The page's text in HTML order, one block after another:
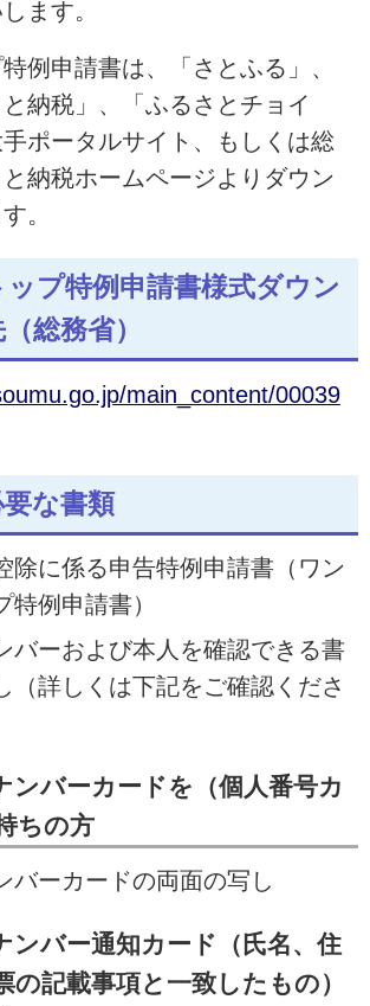
ます。
例申請書は、「さとふる」、
と納税」、「ふるさとチョイ
ポータルサイト、もしくは総
納税ホームページよりダウン
。
ップ特例申請書様式ダウン
総務省）
main_content/00039
な書類
除に係る申告特例申請書（ワン
特例申請書）
バーおよび本人を確認できる書
（詳しくは下記をご確認くださ
ンバーカードを（個人番号カ
ちの方
バーカードの両面の写し
ンバー通知カード（氏名、住
の記載事項と一致したもの）